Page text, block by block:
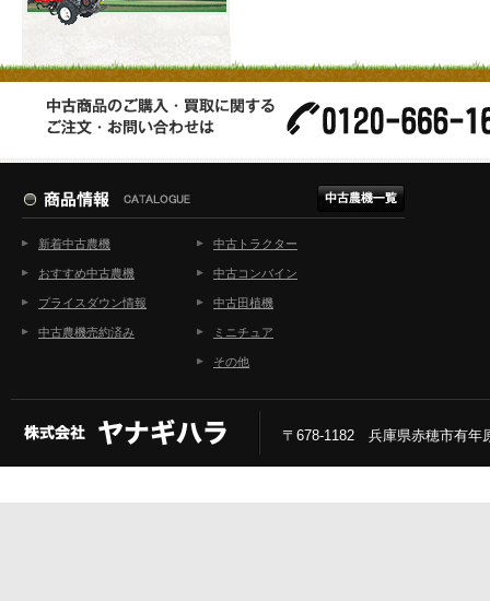
新着中古農機
おすすめ中古農機
プライスダウン情報
中古農機売約済み
中古トラクター
中古コンバイン
中古田植機
ミニチュア
その他
〒678-1182 兵庫県赤穂市有年